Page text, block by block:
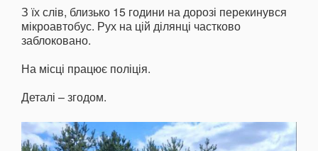
З їх слів, близько 15 години на дорозі перекинувся
мікроавтобус. Рух на цій ділянці частково
заблоковано.
На місці працює поліція.
Деталі – згодом.